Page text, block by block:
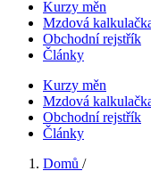
Kurzy měn
Mzdová
Obchodní rejstřík
Články
Kurzy měn
Mzdová
Obchodní rejstřík
Články
Domů /